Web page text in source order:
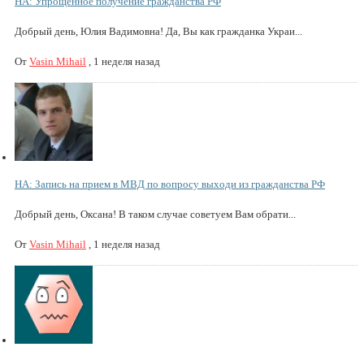
Добрый день, Юлия Вадимовна! Да, Вы как гражданка Украи...
От Vasin Mihail , 1 неделя назад
НА: Запись на прием в МВД по вопросу выходи из гражданства РФ
Добрый день, Оксана! В таком случае советуем Вам обрати...
От Vasin Mihail , 1 неделя назад